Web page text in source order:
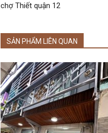
chợ Thiết quận 12
SẢN PHẨM LIÊN QUAN